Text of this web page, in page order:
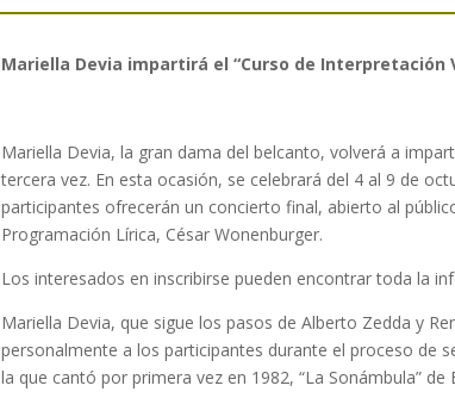
Mariella Devia impartirá el “Curso de
Mariella Devia, la gran dama del belcanto, volverá a
tercera vez. En esta ocasión, se celebrará del 4 al 9 de
participantes ofrecerán un concierto final, abierto al
Programación Lírica, César Wonenburger.
Los interesados en inscribirse pueden encontrar toda la
Mariella Devia, que sigue los pasos de Alberto Zedda y
personalmente a los participantes durante el proceso de
la que cantó por primera vez en 1982, “La Sonámbula”